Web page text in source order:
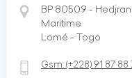
BP 80509 -
Maritime
Lomé - Togo
Gsm:(+228)91 87 88